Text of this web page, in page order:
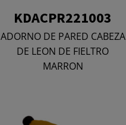
KDACPR221003
ADORNO DE PARED CABEZA
DE LEON DE FIELTRO
MARRON